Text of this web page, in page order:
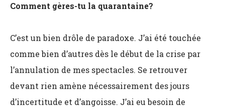
Comment gères-tu la quarantaine?
C’est un bien drôle de paradoxe. J’ai été touchée
comme bien d’autres dès le début de la crise par
l’annulation de mes spectacles. Se retrouver
devant rien amène nécessairement des jours
d’incertitude et d’angoisse. J’ai eu besoin de